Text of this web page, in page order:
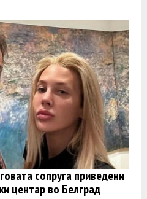
сопруга приведени
центар во Белград